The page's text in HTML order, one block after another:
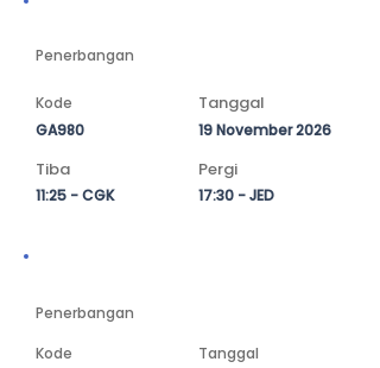
sebagai jamaah Hisar Global—akan
diajak menelusuri keindahan Kota
Makkah dan Madinah dengan fasilitas
unggulan, akomodasi nyaman, serta
keberangkatan.
Penerbangan
Kode
GA980
Tiba
11:25 - CGK
Tanggal
19 November 2026
Pergi
17:30 - JED
Penerbangan
Kode
Tanggal